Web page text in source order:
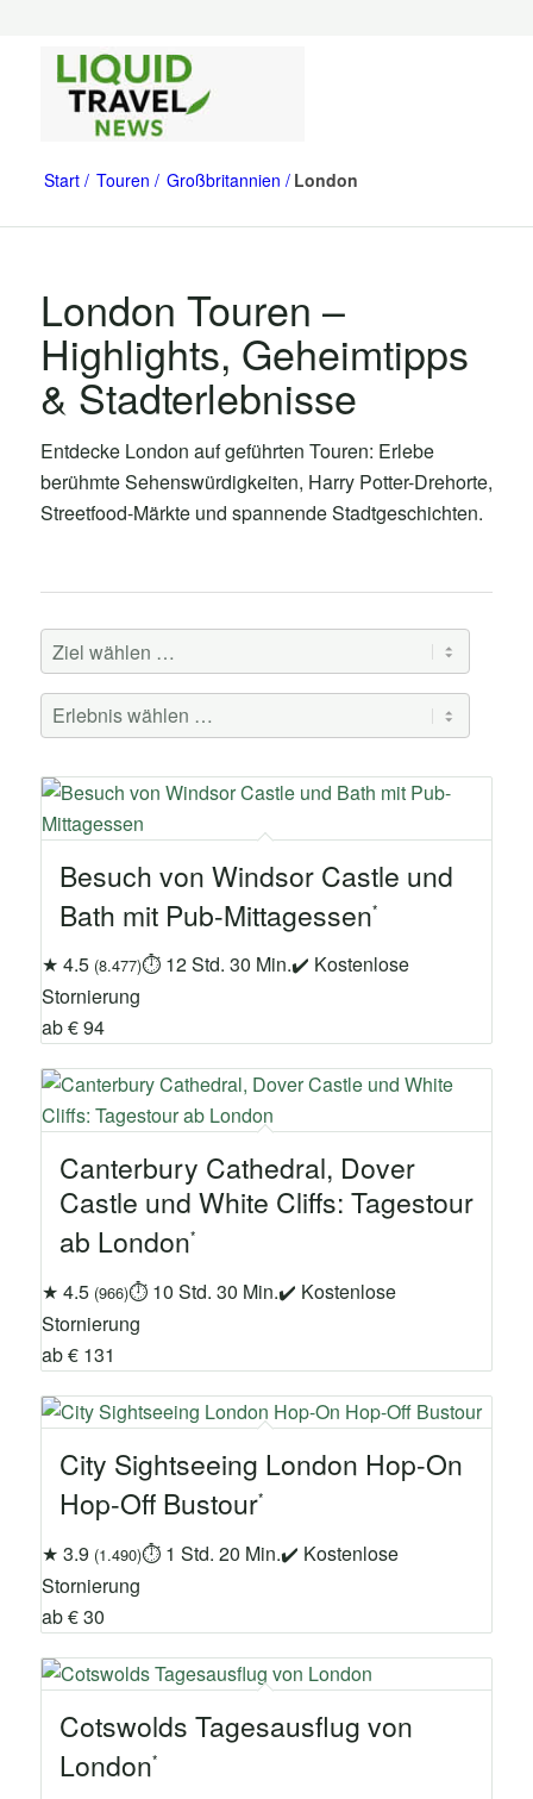
Start Touren Großbritannien London
London Touren –
Highlights, Geheimtipps
& Stadterlebnisse
Entdecke London auf geführten Touren: Erlebe
berühmte Sehenswürdigkeiten, Harry Potter-Drehorte,
Streetfood-Märkte und spannende Stadtgeschichten.
Besuch von Windsor Castle und
Bath mit Pub-Mittagessen
★ 4.5 (8.477)⏱ 12 Std. 30 Min.✔ Kostenlose
Stornierung
ab € 94
Canterbury Cathedral, Dover
Castle und White Cliffs: Tagestour
ab London
★ 4.5 (966)⏱ 10 Std. 30 Min.✔ Kostenlose
Stornierung
ab € 131
City Sightseeing London Hop-On
Hop-Off Bustour
★ 3.9 (1.490)⏱ 1 Std. 20 Min.✔ Kostenlose
Stornierung
ab € 30
Cotswolds Tagesausflug von
London